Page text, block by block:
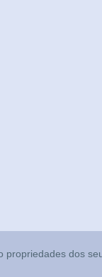
propriedades dos